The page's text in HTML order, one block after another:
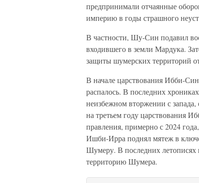
предпринимали отчаянные
империю в годы страшного
В частности, Шу-Син подавил
входившего в земли Мардука.
защиты шумерских территорий
В начале царствования Ибби-
распалось. В последних
неизбежном вторжении с
на третьем году царствования
правления, примерно с 2024
Ишби-Ирра поднял мятеж в
Шумеру. В последних летописях
территорию Шумера.